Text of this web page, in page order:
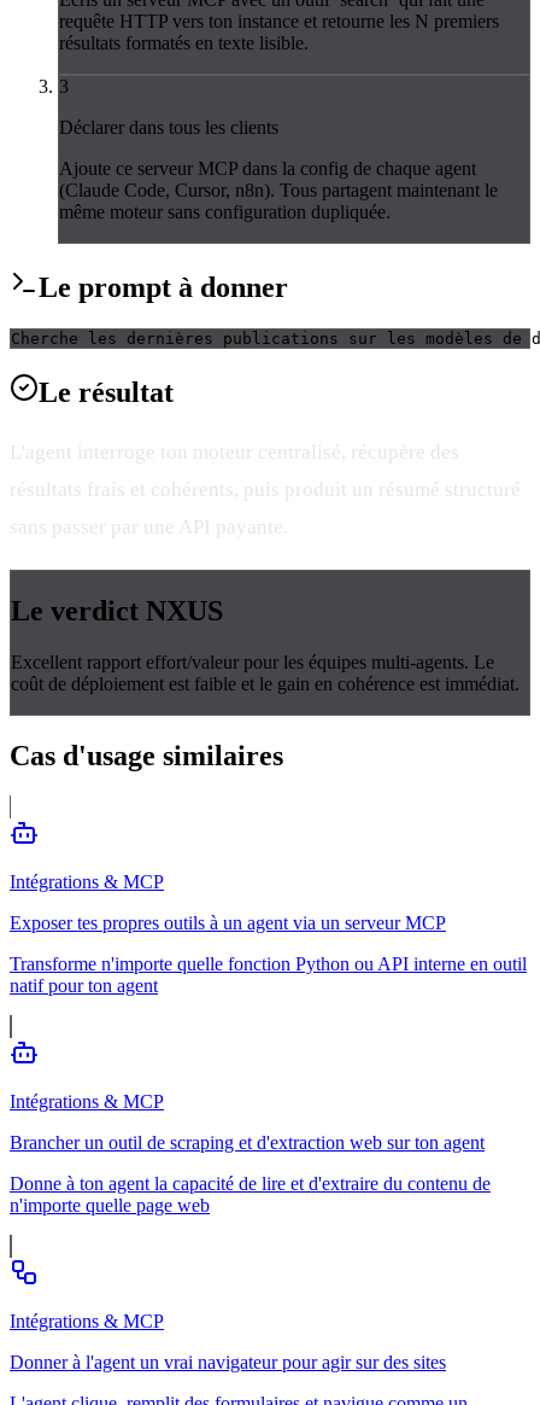
requête HTTP vers ton instance et retourne les N premiers
résultats formatés en texte lisible.
3
Déclarer dans tous les clients
Ajoute ce serveur MCP dans la config de chaque agent
(Claude Code, Cursor, n8n). Tous partagent maintenant le
même moteur sans configuration dupliquée.
Le prompt à donner
Cherche les dernières publications sur les modèles
Le résultat
L'agent interroge ton moteur centralisé, récupère des
résultats frais et cohérents, puis produit un résumé structuré
sans passer par une API payante.
Le verdict NXUS
Excellent rapport effort/valeur pour les équipes multi-agents. Le
coût de déploiement est faible et le gain en cohérence est immédiat.
Cas d'usage similaires
Intégrations & MCP
Exposer tes propres outils à un agent via un serveur MCP
Transforme n'importe quelle fonction Python ou API interne en outil
natif pour ton agent
Intégrations & MCP
Brancher un outil de scraping et d'extraction web sur ton agent
Donne à ton agent la capacité de lire et d'extraire du contenu de
n'importe quelle page web
Intégrations & MCP
Donner à l'agent un vrai navigateur pour agir sur des sites